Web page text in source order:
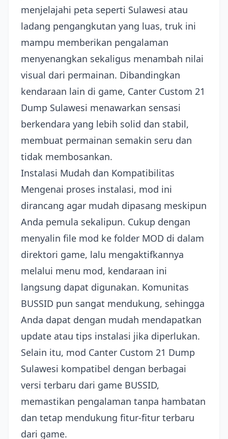
menjelajahi peta seperti Sulawesi atau
ladang pengangkutan yang luas, truk ini
mampu memberikan pengalaman
menyenangkan sekaligus menambah nilai
visual dari permainan. Dibandingkan
kendaraan lain di game, Canter Custom 21
Dump Sulawesi menawarkan sensasi
berkendara yang lebih solid dan stabil,
membuat permainan semakin seru dan
tidak membosankan.
Instalasi Mudah dan Kompatibilitas
Mengenai proses instalasi, mod ini
dirancang agar mudah dipasang meskipun
Anda pemula sekalipun. Cukup dengan
menyalin file mod ke folder MOD di dalam
direktori game, lalu mengaktifkannya
melalui menu mod, kendaraan ini
langsung dapat digunakan. Komunitas
BUSSID pun sangat mendukung, sehingga
Anda dapat dengan mudah mendapatkan
update atau tips instalasi jika diperlukan.
Selain itu, mod Canter Custom 21 Dump
Sulawesi kompatibel dengan berbagai
versi terbaru dari game BUSSID,
memastikan pengalaman tanpa hambatan
dan tetap mendukung fitur-fitur terbaru
dari game.